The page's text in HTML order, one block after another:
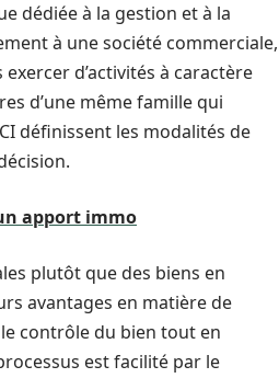
dédiée à la gestion et à la
à une société commerciale,
d’activités à caractère
d’une même famille qui
définissent les modalités de
apport immo
plutôt que des biens en
avantages en matière de
contrôle du bien tout en
est facilité par le